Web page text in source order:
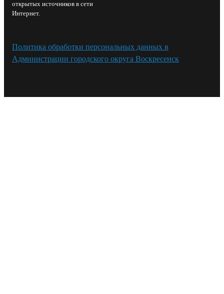
открытых источников в сети
Интернет.
Политика обработки персональных данных в
Администрации городского округа Воскресенск